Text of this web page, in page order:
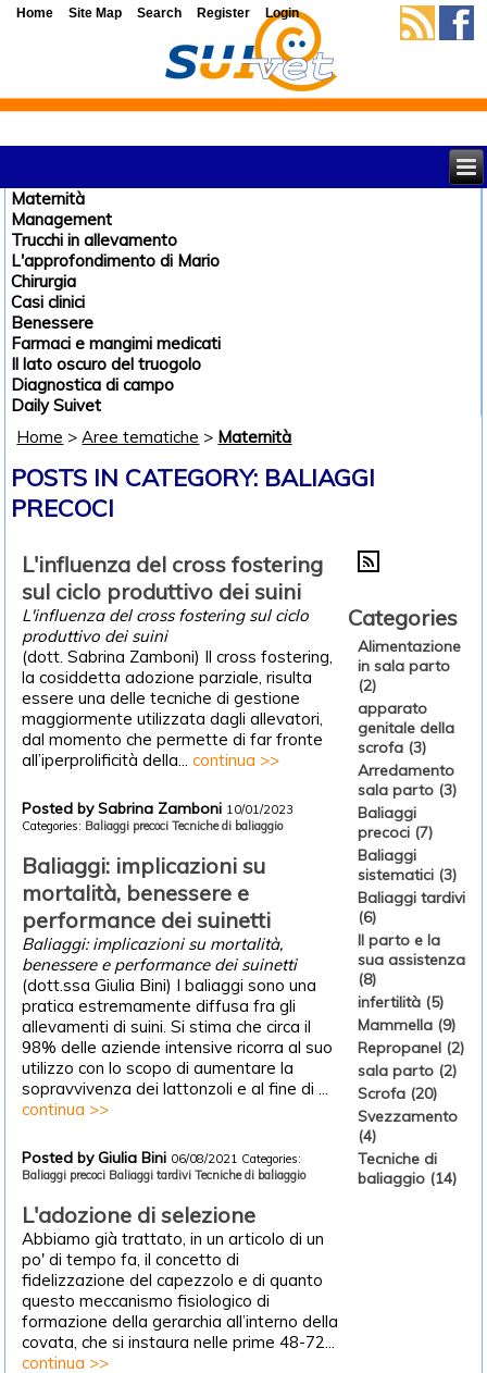
Maternità
Management
Trucchi in allevamento
L'approfondimento di Mario
Chirurgia
Casi clinici
Benessere
Farmaci e mangimi medicati
Il lato oscuro del truogolo
Diagnostica di campo
Daily Suivet
Home >Aree tematiche > Maternità
POSTS IN CATEGORY: BALIAGGI
PRECOCI
L'influenza del cross fostering
sul ciclo produttivo dei suini
L'influenza del cross fostering sul ciclo
produttivo dei suini
(dott. Sabrina Zamboni) Il cross fostering,
la cosiddetta adozione parziale, risulta
essere una delle tecniche di gestione
maggiormente utilizzata dagli allevatori,
dal momento che permette di far fronte
all’iperprolificità della...continua >>
Posted by Sabrina Zamboni 10/01/2023
Categories: Baliaggi precoci Tecniche di baliaggio
Baliaggi: implicazioni su
mortalità, benessere e
performance dei suinetti
Baliaggi: implicazioni su mortalità,
benessere e performance dei suinetti
(dott.ssa Giulia Bini) I baliaggi sono una
pratica estremamente diffusa fra gli
allevamenti di suini. Si stima che circa il
98% delle aziende intensive ricorra al suo
utilizzo con lo scopo di aumentare la
sopravvivenza dei lattonzoli e al fine di ...
continua >>
Posted by Giulia Bini 06/08/2021 Categories:
Baliaggi precoci Baliaggi tardivi Tecniche di baliaggio
L'adozione di selezione
Abbiamo già trattato, in un articolo di un
po' di tempo fa, il concetto di
fidelizzazione del capezzolo e di quanto
questo meccanismo fisiologico di
formazione della gerarchia all’interno della
covata, che si instaura nelle prime 48-72...
continua >>
Categories
Alimentazione
in sala parto
(2)
apparato
genitale della
scrofa (3)
Arredamento
sala parto (3)
Baliaggi
precoci (7)
Baliaggi
sistematici (3)
Baliaggi tardivi
(6)
Il parto e la
sua assistenza
(8)
infertilità (5)
Mammella (9)
Repropanel (2)
sala parto (2)
Scrofa (20)
Svezzamento
(4)
Tecniche di
baliaggio (14)
Home Site Map Search Register Login